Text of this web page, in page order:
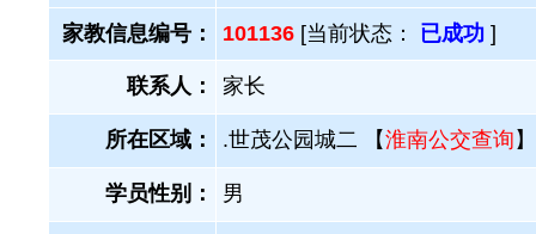
家教信息编号：
101136 [当前状态： 已成功 ]
联系人： 家长
所在区域： .世茂公园城二 【淮南公交查询 】
学员性别： 男